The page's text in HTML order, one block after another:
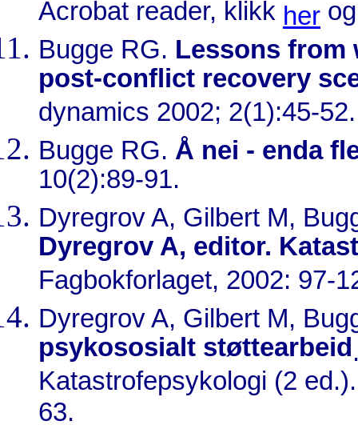
Acrobat reader, klikk her
Bugge RG. Lessons from
post-conflict recovery
dynamics 2002; 2(1):45-52.
Bugge RG. Å nei - enda
10(2):89-91.
Dyregrov A, Gilbert M,
Dyregrov A, editor.
Fagbokforlaget, 2002: 97-
Dyregrov A, Gilbert M,
psykososialt støttearbeid
Katastrofepsykologi (2
63.